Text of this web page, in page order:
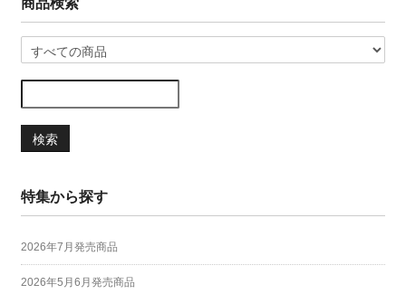
商品検索
検索
特集から探す
2026年7月発売商品
2026年5月6月発売商品